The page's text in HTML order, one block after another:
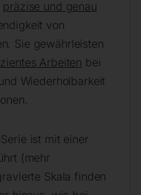
präzise und genau
von
Sie gewährleisten
Arbeiten bei
Wiederholbarkeit
ist mit einer
(mehr
Skala finden